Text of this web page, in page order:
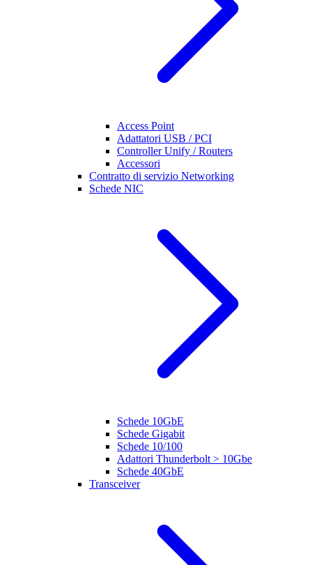
Access Point
Adattatori USB / PCI
Controller Unify / Routers
Accessori
Contratto di servizio Networking
Schede NIC
Schede 10GbE
Schede Gigabit
Schede 10/100
Adattori Thunderbolt > 10Gbe
Schede 40GbE
Transceiver